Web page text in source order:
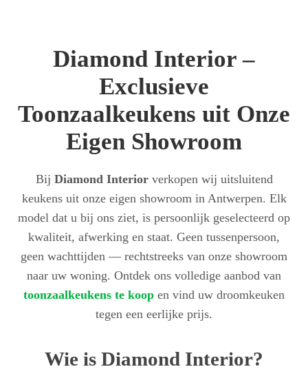
Diamond Interior –
Exclusieve
Toonzaalkeukens uit Onze
Eigen Showroom
Bij Diamond Interiorverkopen wij uitsluitend
keukens uit onze eigen showroom in Antwerpen. Elk
model dat u bij ons ziet, is persoonlijk geselecteerd op
kwaliteit, afwerking en staat. Geen tussenpersoon,
geen wachttijden — rechtstreeks van onze showroom
naar uw woning. Ontdek ons volledige aanbod van
toonzaalkeukens te koop en vind uw droomkeuken
tegen een eerlijke prijs.
Wie is Diamond Interior?